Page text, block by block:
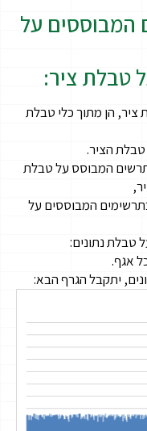
המבוססים על
טבלת ציר:
ציר, הן מתוך כלי טבלת
הציר.
המבוסס על טבלת
המבוססים על
נתונים:
אגף.
יתקבל הגרף הבא: